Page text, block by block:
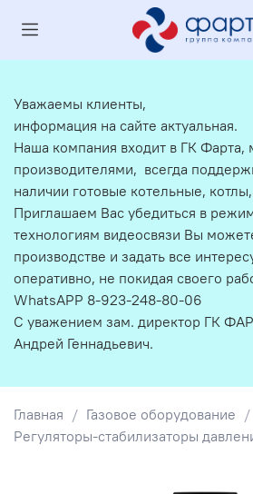
Главная
Газовое оборудование
Регуляторы-стабилизаторы
Уважаемы клиенты,
информация на сайте актуальная.
Наша компания входит в ГК Фарта,
производителями, всегда
наличии готовые котельные,
Приглашаем Вас убедиться в
технологиям видеосвязи Вы
производстве и задать все
оперативно, не покидая своего
WhatsAPP 8-923-248-80-06
С уважением зам. директор ГК
Андрей Геннадьевич.